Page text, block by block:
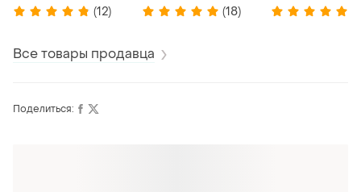
(12)
(18)
Все товары продавца
Поделиться: